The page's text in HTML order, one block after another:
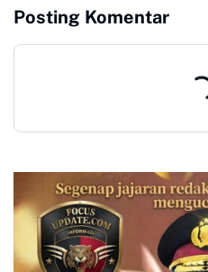
Posting Komentar